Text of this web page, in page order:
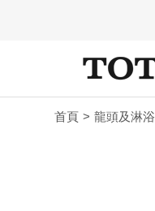
首頁 龍頭及淋浴